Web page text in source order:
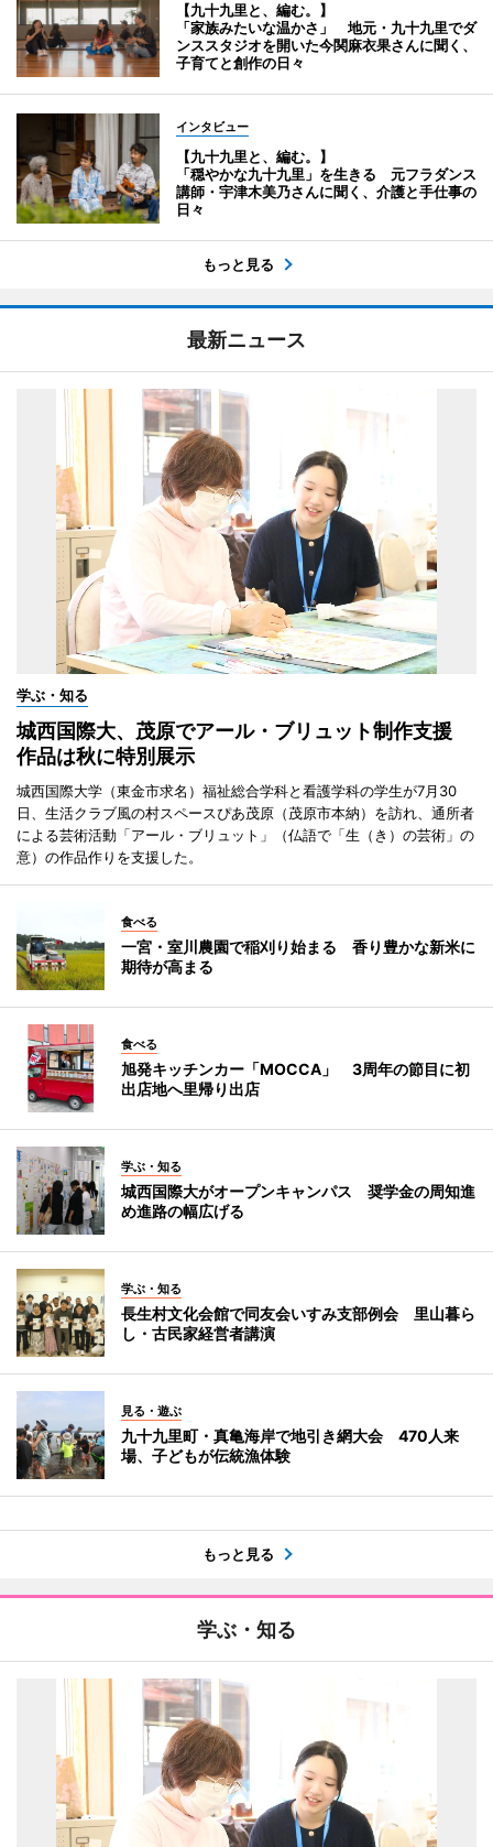
【九十九里と、編む。】
「家族みたいな温かさ」 地元・九十九里でダ
ンススタジオを開いた今関麻衣果さんに聞く、
子育てと創作の日々
インタビュー
【九十九里と、編む。】
「穏やかな九十九里」を生きる 元フラダンス
講師・宇津木美乃さんに聞く、介護と手仕事の
日々
もっと見る
最新ニュース
学ぶ・知る
城西国際大、茂原でアール・ブリュット制作支援
作品は秋に特別展示
城西国際大学（東金市求名）福祉総合学科と看護学科の学生が7月30
日、生活クラブ風の村スペースぴあ茂原（茂原市本納）を訪れ、通所者
による芸術活動「アール・ブリュット」（仏語で「生（き）の芸術」の
意）の作品作りを支援した。
食べる
一宮・室川農園で稲刈り始まる 香り豊かな新米に
期待が高まる
食べる
旭発キッチンカー「MOCCA」 3周年の節目に初
出店地へ里帰り出店
学ぶ・知る
城西国際大がオープンキャンパス 奨学金の周知進
め進路の幅広げる
学ぶ・知る
長生村文化会館で同友会いすみ支部例会 里山暮ら
し・古民家経営者講演
見る・遊ぶ
九十九里町・真亀海岸で地引き網大会 470人来
場、子どもが伝統漁体験
もっと見る
学ぶ・知る